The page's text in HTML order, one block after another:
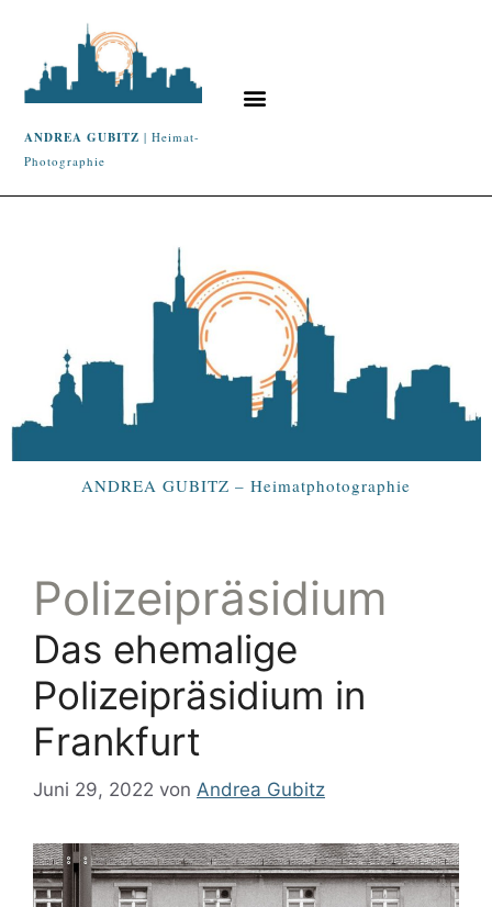
ANDREA GUBITZ | Heimat-
Photographie
ANDREA GUBITZ – Heimatphotographie
Polizeipräsidium
Das ehemalige
Polizeipräsidium in
Frankfurt
Juni 29, 2022 von Andrea Gubitz